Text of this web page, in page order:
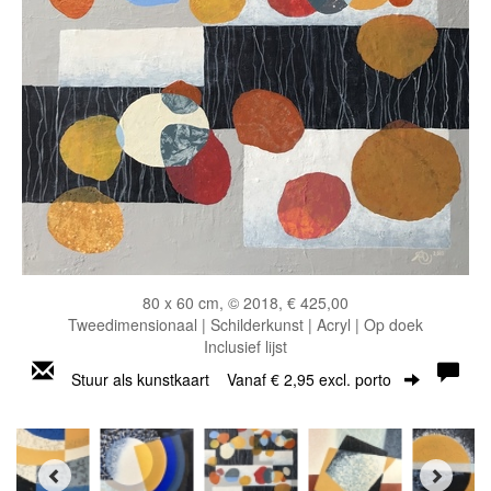
80 x 60 cm, © 2018, € 425,00
Tweedimensionaal | Schilderkunst | Acryl | Op doek
Inclusief lijst
Stuur als kunstkaart Vanaf € 2,95 excl. porto